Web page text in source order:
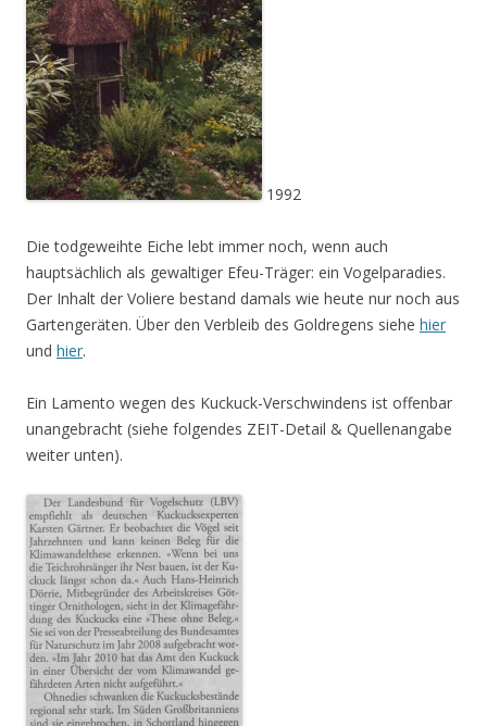
1992
Die todgeweihte Eiche lebt immer noch, wenn auch
hauptsächlich als gewaltiger Efeu-Träger: ein Vogelparadies.
Der Inhalt der Voliere bestand damals wie heute nur noch aus
Gartengeräten. Über den Verbleib des Goldregens siehe hier
und hier.
Ein Lamento wegen des Kuckuck-Verschwindens ist offenbar
unangebracht (siehe folgendes ZEIT-Detail & Quellenangabe
weiter unten).